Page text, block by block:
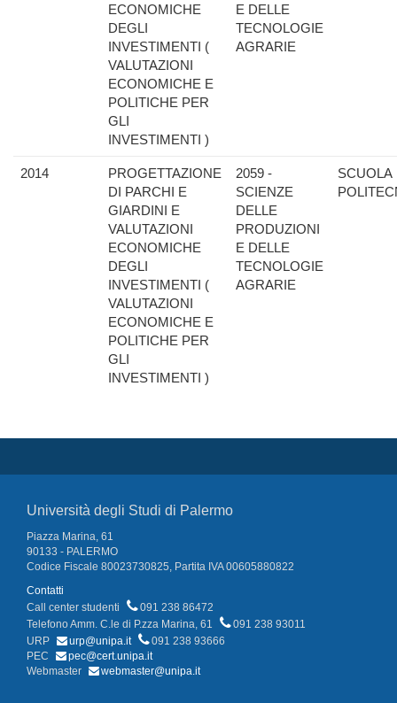
ECONOMICHE
DEGLI
INVESTIMENTI (
VALUTAZIONI
ECONOMICHE E
POLITICHE PER
GLI
INVESTIMENTI )
E DELLE
TECNOLOGIE
AGRARIE
2014
PROGETTAZIONE
DI PARCHI E
GIARDINI E
VALUTAZIONI
ECONOMICHE
DEGLI
INVESTIMENTI (
VALUTAZIONI
ECONOMICHE E
POLITICHE PER
GLI
INVESTIMENTI )
2059 -
SCIENZE
DELLE
PRODUZIONI
E DELLE
TECNOLOGIE
AGRARIE
SCUOLA
Università degli Studi di Palermo
Piazza Marina, 61
90133 - PALERMO
Codice Fiscale 80023730825, Partita IVA 00605880822
Contatti
Call center studenti
091 238 86472
Telefono Amm. C.le di P.zza Marina, 61
091 238 93011
URP
urp@unipa.it
091 238 93666
PEC
pec@cert.unipa.it
Webmaster
webmaster@unipa.it